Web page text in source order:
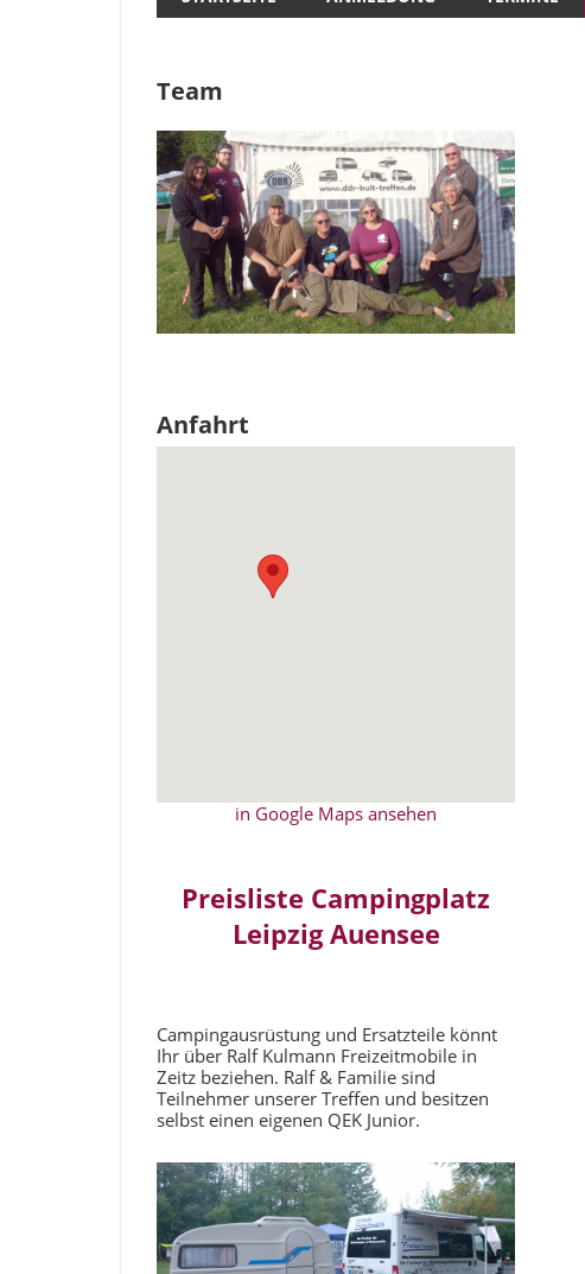
Team
Anfahrt
in Google Maps ansehen
Preisliste Campingplatz
Leipzig Auensee
Campingausrüstung und Ersatzteile könnt
Ihr über Ralf Kulmann Freizeitmobile in
Zeitz beziehen. Ralf & Familie sind
Teilnehmer unserer Treffen und besitzen
selbst einen eigenen QEK Junior.